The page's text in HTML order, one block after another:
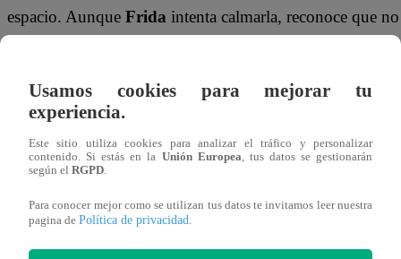
espacio. Aunque Frida intenta calmarla, reconoce que
La situación da un giro cuandoMacarenadeja entrever
en la familia cambiará pronto, lo que la impulsa a
quiere a Valentina fuera cuanto antes.Para ella, la
joven es una amenaza que no piensa tolerar.
¡No te olvides de unirte a nuestro
Usamos cookies para mejorar tu
experiencia.
Este sitio utiliza cookies para analizar el tráfico y personalizar
contenido. Si estás en la Unión Europea , tus datos se gestionarán
según el RGPD
Para conocer mejor como se utilizan tus datos te invitamos leer nuestra
pagina de Política de privacidad